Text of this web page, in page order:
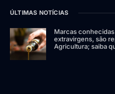
ÚLTIMAS NOTÍCIAS
Marcas
extravirgens, são
Agricultura; saiba